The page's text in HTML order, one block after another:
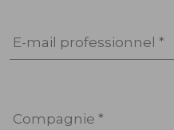
E-mail professionnel *
Compagnie *